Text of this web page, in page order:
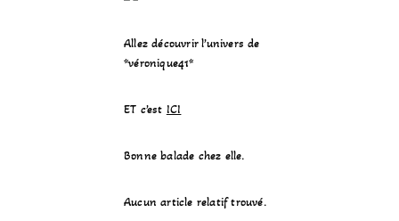
Allez découvrir l’univers de
*véronique41*
ET c’est ICI
Bonne balade chez elle.
Aucun article relatif trouvé.